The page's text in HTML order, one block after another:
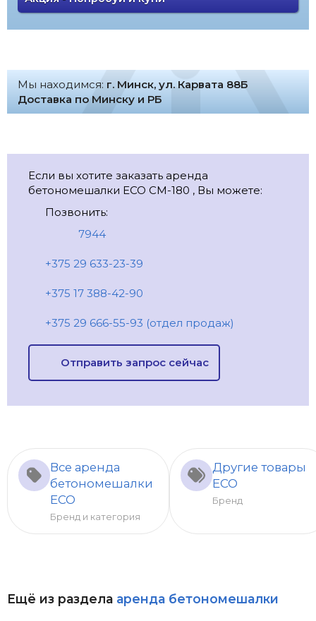
Мы находимся: г. Минск, ул. Карвата 88Б
Доставка по Минску и РБ
Если вы хотите заказать аренда
бетономешалки ECO CM-180 , Вы можете:
Позвонить:
7944
+375 29 633-23-39
+375 17 388-42-90
+375 29 666-55-93 (отдел продаж)
Отправить запрос сейчас
Все аренда
бетономешалки
ECO
Бренд и категория
Другие товары
ECO
Бренд
Ещё из раздела аренда бетономешалки